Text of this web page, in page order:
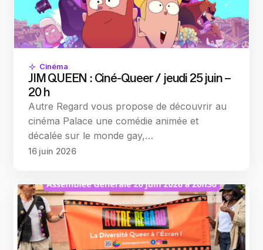
Cinéma
JIM QUEEN : Ciné-Queer / jeudi 25 juin –
20 h
Autre Regard vous propose de découvrir au
cinéma Palace une comédie animée et
décalée sur le monde gay,…
16 juin 2026